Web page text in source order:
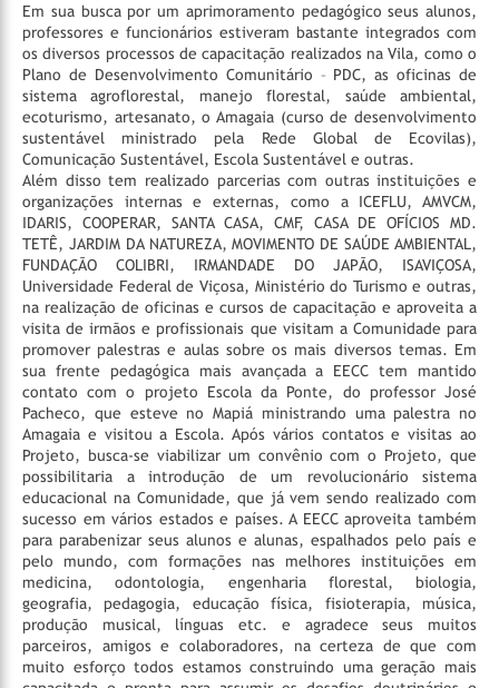
Em sua busca por um aprimoramento pedagógico seus alunos,
professores e funcionários estiveram bastante integrados com
os diversos processos de capacitação realizados na Vila, como o
Plano de Desenvolvimento Comunitário – PDC, as oficinas de
sistema agroflorestal, manejo florestal, saúde ambiental,
ecoturismo, artesanato, o Amagaia (curso de desenvolvimento
sustentável ministrado pela Rede Global de Ecovilas),
Comunicação Sustentável, Escola Sustentável e outras.
Além disso tem realizado parcerias com outras instituições e
organizações internas e externas, como a ICEFLU, AMVCM,
IDARIS, COOPERAR, SANTA CASA, CMF, CASA DE OFÍCIOS MD.
TETÊ, JARDIM DA NATUREZA, MOVIMENTO DE SAÚDE AMBIENTAL,
FUNDAÇÃO COLIBRI, IRMANDADE DO JAPÃO, ISAVIÇOSA,
Universidade Federal de Viçosa, Ministério do Turismo e outras,
na realização de oficinas e cursos de capacitação e aproveita a
visita de irmãos e profissionais que visitam a Comunidade para
promover palestras e aulas sobre os mais diversos temas. Em
sua frente pedagógica mais avançada a EECC tem mantido
contato com o projeto Escola da Ponte, do professor José
Pacheco, que esteve no Mapiá ministrando uma palestra no
Amagaia e visitou a Escola. Após vários contatos e visitas ao
Projeto, busca-se viabilizar um convênio com o Projeto, que
possibilitaria a introdução de um revolucionário sistema
educacional na Comunidade, que já vem sendo realizado com
sucesso em vários estados e países. A EECC aproveita também
para parabenizar seus alunos e alunas, espalhados pelo país e
pelo mundo, com formações nas melhores instituições em
medicina, odontologia, engenharia florestal, biologia,
geografia, pedagogia, educação física, fisioterapia, música,
produção musical, línguas etc. e agradece seus muitos
parceiros, amigos e colaboradores, na certeza de que com
muito esforço todos estamos construindo uma geração mais